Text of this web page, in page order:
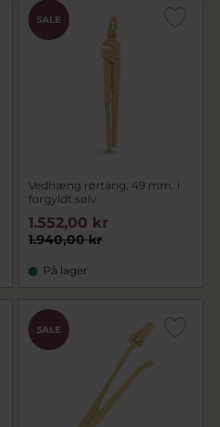
SALE
Vedhæng rørtang, 49 mm. i
forgyldt sølv
1.940,00 kr
1.552,00 kr
På lager
SALE